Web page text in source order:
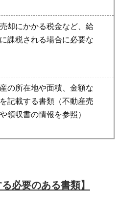
却にかかる税金など、給
課税される場合に必要な
の所在地や面積、金額な
記載する書類（不動産売
領収書の情報を参照）
必要のある書類】